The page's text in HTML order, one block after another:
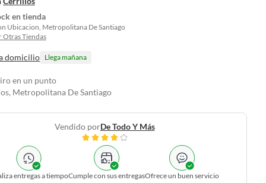
en tienda
Ubicacion, Metropolitana De Santiago
Otras Tiendas
domicilio Llega mañana
en un punto
Metropolitana De Santiago
Vendido porDe Todo Y Más
entregas a tiempoCumple con sus entregasOfrece un buen servicio